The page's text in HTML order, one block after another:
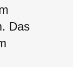
Das